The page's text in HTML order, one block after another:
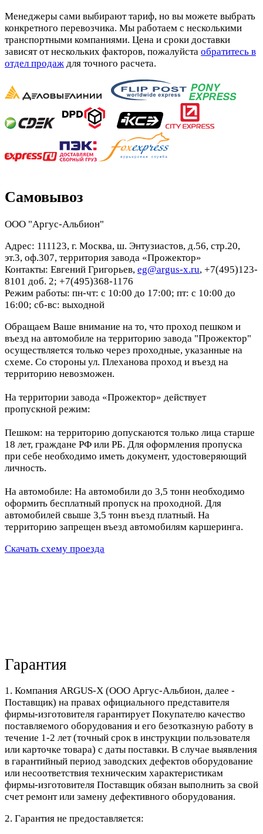
Менеджеры сами выбирают тариф, но вы можете выбрать
конкретного перевозчика. Мы работаем с несколькими
транспортными компаниями. Цена и сроки доставки
зависят от нескольких факторов, пожалуйста обратитесь в
отдел продаж для точного расчета.
Самовывоз
ООО "Аргус-Альбион"
Адрес: 111123, г. Москва, ш. Энтузиастов, д.56, стр.20,
эт.3, оф.307, территория завода «Прожектор»
Контакты: Евгений Григорьев, eg@argus-x.ru, +7(495)123-
8101 доб. 2; +7(495)368-1176
Режим работы: пн-чт: с 10:00 до 17:00; пт: с 10:00 до
16:00; сб-вс: выходной
Обращаем Ваше внимание на то, что проход пешком и
въезд на автомобиле на территорию завода "Прожектор"
осуществляется только через проходные, указанные на
схеме. Со стороны ул. Плеханова проход и въезд на
территорию невозможен.
На территории завода «Прожектор» действует
пропускной режим:
Пешком: на территорию допускаются только лица старше
18 лет, граждане РФ или РБ. Для оформления пропуска
при себе необходимо иметь документ, удостоверяющий
личность.
На автомобиле: На автомобили до 3,5 тонн необходимо
оформить бесплатный пропуск на проходной. Для
автомобилей свыше 3,5 тонн въезд платный. На
территорию запрещен въезд автомобилям каршеринга.
Скачать схему проезда
Гарантия
1. Компания ARGUS-X (ООО Аргус-Альбион, далее -
Поставщик) на правах официального представителя
фирмы-изготовителя гарантирует Покупателю качество
поставляемого оборудования и его безотказную работу в
течение 1-2 лет (точный срок в инструкции пользователя
или карточке товара) с даты поставки. В случае выявления
в гарантийный период заводских дефектов оборудование
или несоответствия техническим характеристикам
фирмы-изготовителя Поставщик обязан выполнить за свой
счет ремонт или замену дефективного оборудования.
2. Гарантия не предоставляется: